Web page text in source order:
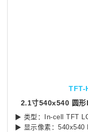
TFT-
2.1寸540x540 圆
▶ 类型：In-cell TFT
▶ 显示像素：540x540